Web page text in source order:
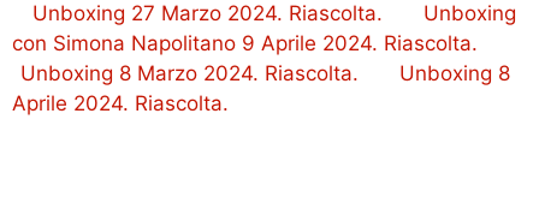
Unboxing 27 Marzo 2024. Riascolta.
Unboxing
con Simona Napolitano 9 Aprile 2024. Riascolta.
Unboxing 8 Marzo 2024. Riascolta.
Unboxing 8
Aprile 2024. Riascolta.